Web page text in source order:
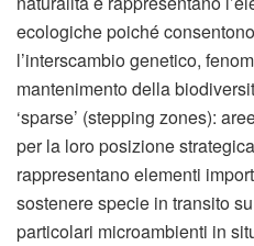
ecologiche poiché
l’interscambio genetico,
mantenimento della
‘sparse’ (stepping zones):
per la loro posizione
rappresentano elementi
sostenere specie in transito
particolari microambienti in